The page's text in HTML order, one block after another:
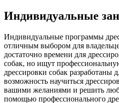
Индивидуальные
Индивидуальные программы
отличным выбором для
достаточно времени для
собак, но ищут
дрессировки собак разработаны
возможность научиться
вашими желаниями и решить
помощью профессионального